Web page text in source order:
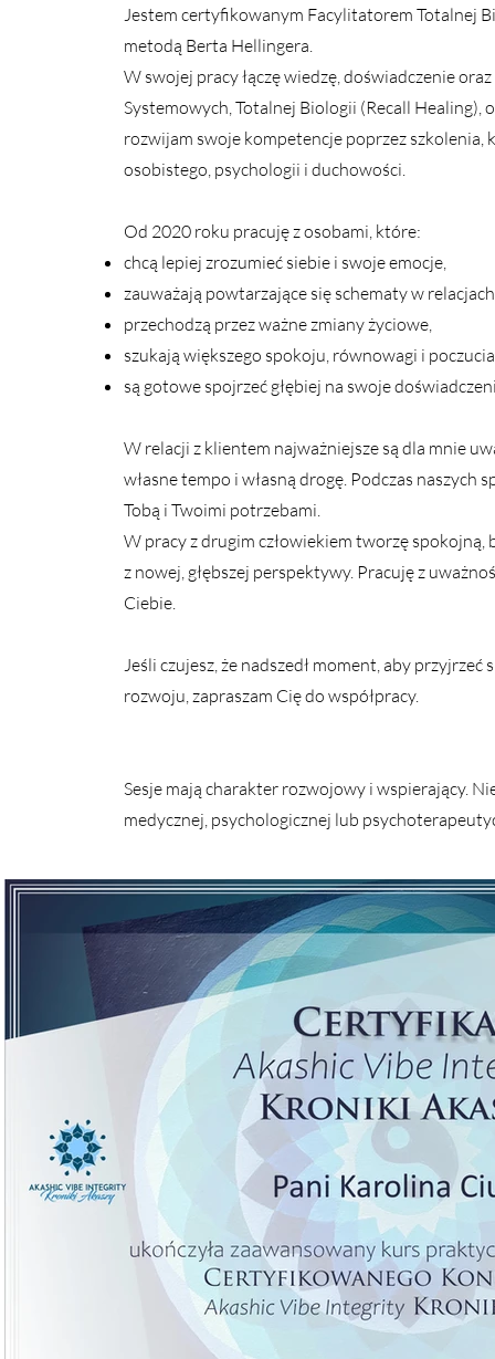
Jestem certyfikowanym Facylitatorem Totalnej
metodą Berta Hellingera.
W swojej pracy łączę wiedzę, doświadczenie
Systemowych, Totalnej Biologii (Recall Healing),
rozwijam swoje kompetencje poprzez szkolenia,
osobistego, psychologii i duchowości.
Od 2020 roku pracuję z osobami, które:
chcą lepiej zrozumieć siebie i swoje emocje,
zauważają powtarzające się schematy w
przechodzą przez ważne zmiany życiowe,
szukają większego spokoju, równowagi i
są gotowe spojrzeć głębiej na swoje
W relacji z klientem najważniejsze są dla mnie
własne tempo i własną drogę. Podczas
Tobą i Twoimi potrzebami.
W pracy z drugim człowiekiem tworzę
z nowej, głębszej perspektywy. Pracuję z
Ciebie.
Jeśli czujesz, że nadszedł moment, aby
rozwoju, zapraszam Cię do współpracy.
Sesje mają charakter rozwojowy i wspierający.
medycznej, psychologicznej lub